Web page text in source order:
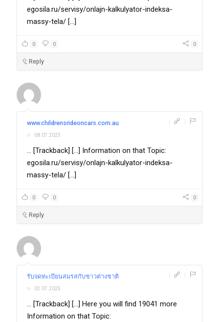
egosila.ru/servisy/onlajn-kalkulyator-indeksa-
massy-tela/ [...]
0 0 0
Reply
www.childrensrideoncars.com.au
08.07.2025
... [Trackback] [...] Information on that Topic:
egosila.ru/servisy/onlajn-kalkulyator-indeksa-
massy-tela/ [...]
0 0 0
Reply
รับจดทะเบียนสมรสกับชาวต่างชาติ
02.07.2025
... [Trackback] [...] Here you will find 19041 more
Information on that Topic: